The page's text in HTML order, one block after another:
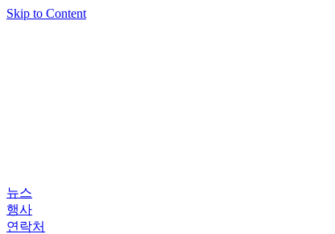
Skip to Content
뉴스
행사
연락처